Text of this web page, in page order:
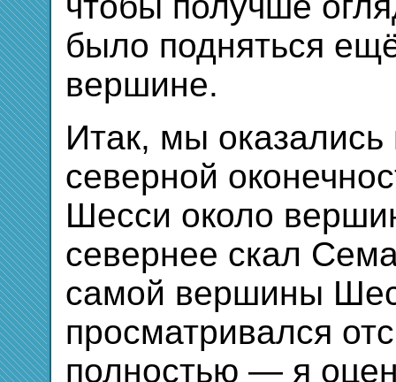
было подняться
вершине.
Итак, мы
северной
Шесси около
севернее скал
самой вершины
просматривался
полностью — я